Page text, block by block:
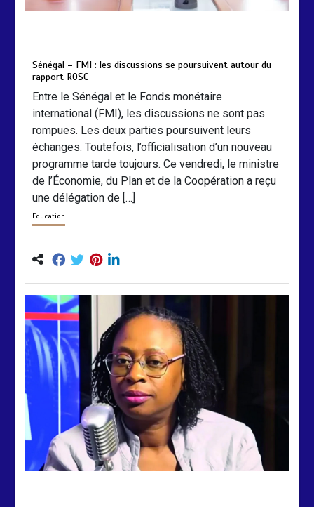
Sénégal – FMI : les discussions se poursuivent autour du
rapport ROSC
Entre le Sénégal et le Fonds monétaire
international (FMI), les discussions ne sont pas
rompues. Les deux parties poursuivent leurs
échanges. Toutefois, l’officialisation d’un nouveau
programme tarde toujours. Ce vendredi, le ministre
de l’Économie, du Plan et de la Coopération a reçu
une délégation de […]
Education